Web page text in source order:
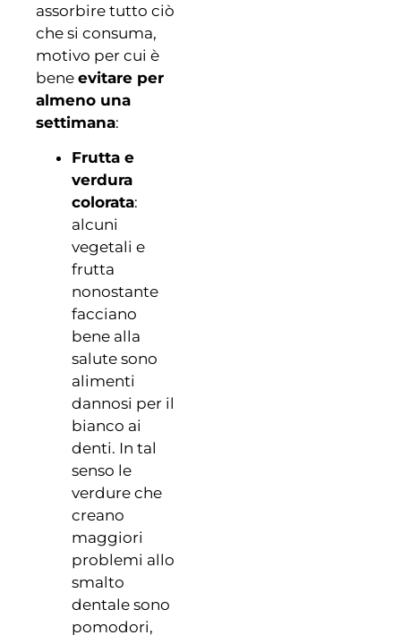
assorbire tutto ciò
che si consuma,
motivo per cui è
bene evitare per
almeno una
settimana:
Frutta e
verdura
colorata:
alcuni
vegetali e
frutta
nonostante
facciano
bene alla
salute sono
alimenti
dannosi per il
bianco ai
denti. In tal
senso le
verdure che
creano
maggiori
problemi allo
smalto
dentale sono
pomodori,